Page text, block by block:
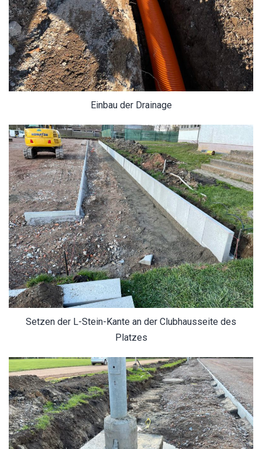
Einbau der Drainage
Setzen der L-Stein-Kante an der Clubhausseite des
Platzes